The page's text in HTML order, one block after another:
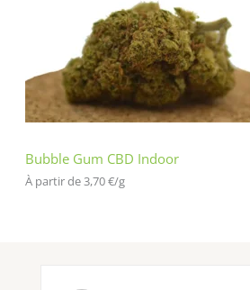
Bubble Gum CBD Indoor
À partir de 3,70€/g